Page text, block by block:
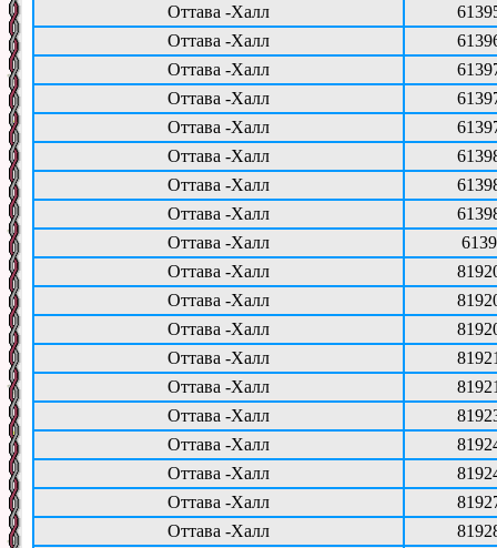
Оттава -Халл
Оттава -Халл
Оттава -Халл
Оттава -Халл
Оттава -Халл
Оттава -Халл
Оттава -Халл
Оттава -Халл
Оттава -Халл
Оттава -Халл
Оттава -Халл
Оттава -Халл
Оттава -Халл
Оттава -Халл
Оттава -Халл
Оттава -Халл
Оттава -Халл
Оттава -Халл
Оттава -Халл